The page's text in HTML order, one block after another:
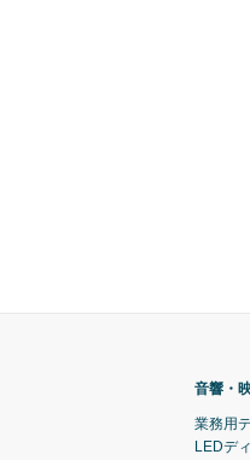
音響・
業務用
LEDデ